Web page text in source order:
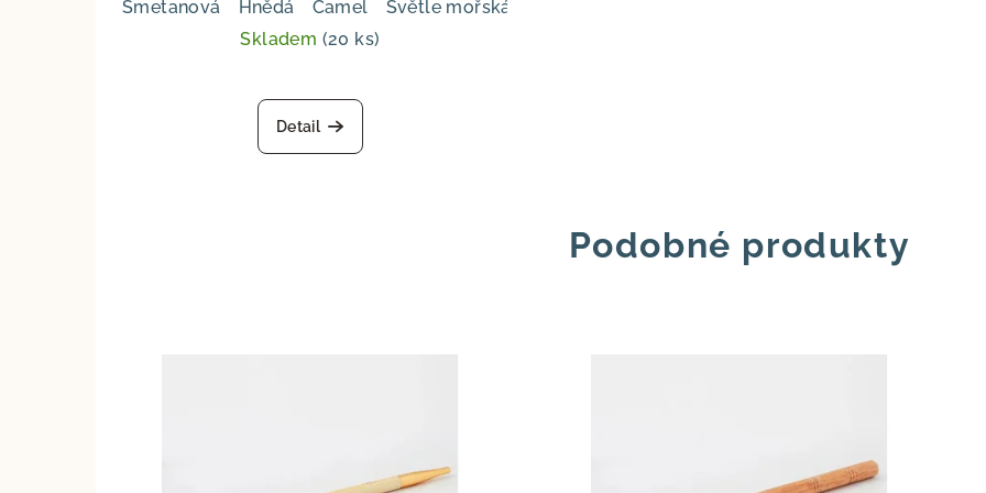
Smetanová Hnědá Camel Světle mořská zelená
Skladem (20 ks)
Detail
Podobné produkty